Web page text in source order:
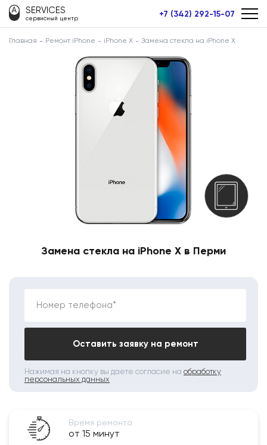
SERVICES
сервисный центр +7 (342) 292-15-07
Главная Ремонт iPhone iPhone X Замена стекла на iPhone X
Замена стекла на iPhone X в Перми
Номер телефона*
Оставить заявку на ремонт
Нажимая на кнопку вы даете согласие на обработку
персональных данных
Время ремонта
от 15 минут